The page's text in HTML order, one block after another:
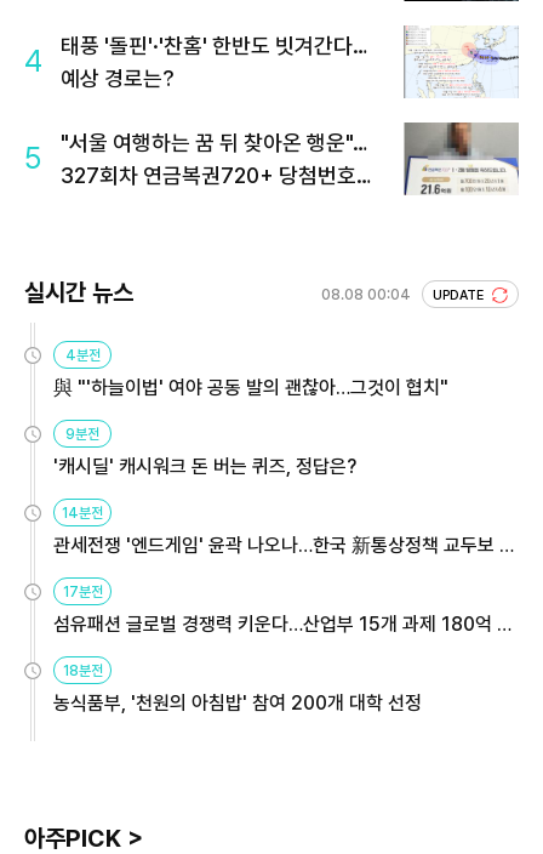
4
태풍 '돌핀'·'찬홈' 한반도 빗겨간다…
예상 경로는?
5
"서울 여행하는 꿈 뒤 찾아온 행운"…
327회차 연금복권720+ 당첨번호조
실시간 뉴스 08.08 00:04 UPDATE
4분전
與 "'하늘이법' 여야 공동 발의 괜찮아…그것이 협치"
9분전
'캐시딜' 캐시워크 돈 버는 퀴즈, 정답은?
14분전
관세전쟁 '엔드게임' 윤곽 나오나…한국 新통상정책 교두보 활
17분전
섬유패션 글로벌 경쟁력 키운다…산업부 15개 과제 180억 지
18분전
농식품부, '천원의 아침밥' 참여 200개 대학 선정
아주PICK >